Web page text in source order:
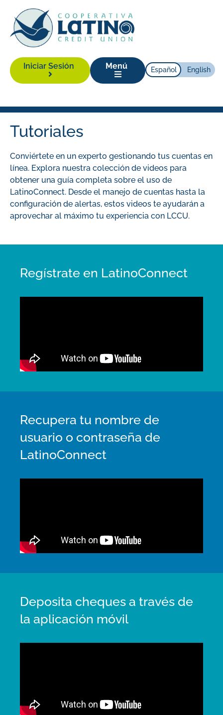
Iniciar Sesión Menú Español English
Tutoriales
Conviértete en un experto gestionando tus cuentas en
línea. Explora nuestra colección de videos para
obtener una guía completa sobre el uso de
LatinoConnect. Desde el manejo de cuentas hasta la
configuración de alertas, estos videos te ayudarán a
aprovechar al máximo tu experiencia con LCCU.
Regístrate en LatinoConnect
Recupera tu nombre de
usuario o contraseña de
LatinoConnect
Deposita cheques a través de
la aplicación móvil